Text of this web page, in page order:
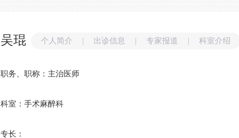
吴琨 个人简介 | 出诊信息 | 专家报道 | 科室介绍
职务、职称：主治医师
科室：手术麻醉科
专长：